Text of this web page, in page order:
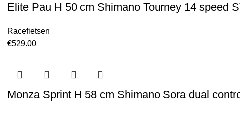
Elite Pau H 50 cm Shimano Tourney 14 speed
Racefietsen
€529.00
Monza Sprint H 58 cm Shimano Sora dual